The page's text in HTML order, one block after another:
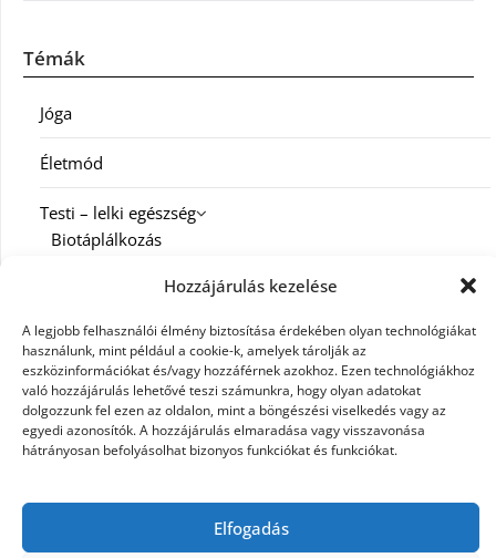
Hozzájárulás kezelése
A legjobb felhasználói élmény biztosítása érdekében olyan technológiákat
használunk, mint például a cookie-k, amelyek tárolják az
eszközinformációkat és/vagy hozzáférnek azokhoz. Ezen technológiákhoz
való hozzájárulás lehetővé teszi számunkra, hogy olyan adatokat
dolgozzunk fel ezen az oldalon, mint a böngészési viselkedés vagy az
egyedi azonosítók. A hozzájárulás elmaradása vagy visszavonása
hátrányosan befolyásolhat bizonyos funkciókat és funkciókat.
Elfogadás
Témák
Jóga
Életmód
Testi – lelki egészség
Biotáplálkozás
Diéta
Fitness
Spiritualitás